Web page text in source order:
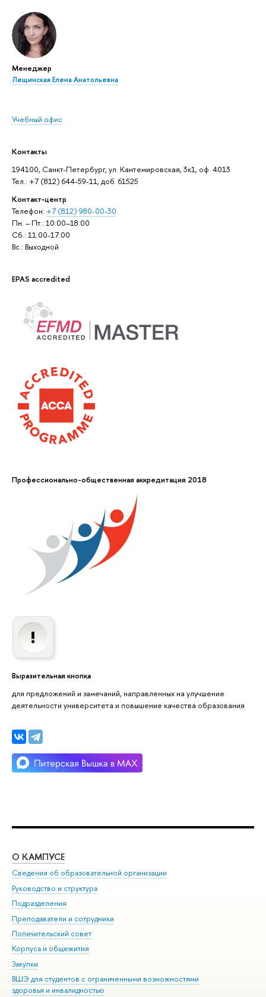
Менеджер
Лещинская Елена Анатольевна
Учебный офис
Контакты
194100, Санкт-Петербург, ул. Кантемировская, 3к1, оф. 4013
Тел.: +7 (812) 644-59-11, доб. 61525
Контакт-центр
Телефон: +7 (812) 980-00-30
Пн. – Пт.: 10:00–18:00
Сб.: 11:00-17:00
Вс.: Выходной
EPAS accredited
Профессионально-общественная аккредитация 2018
Выразительная кнопка
для предложений и замечаний, направленных на улучшение
деятельности университета и повышение качества образования
О КАМПУСЕ
Сведения об образовательной организации
Руководство и структура
Подразделения
Преподаватели и сотрудники
Попечительский совет
Корпуса и общежития
Закупки
ВШЭ для студентов с ограниченными возможностями
здоровья и инвалидностью